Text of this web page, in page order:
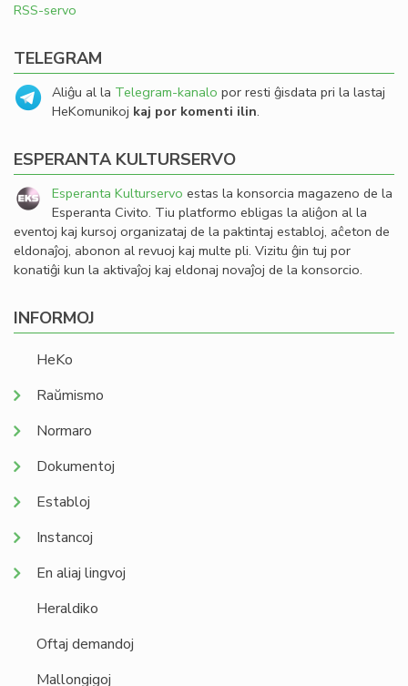
RSS-servo
TELEGRAM
Aliĝu al la Telegram-kanalo por resti ĝisdata pri la lastaj
HeKomunikoj kaj por komenti ilin.
ESPERANTA KULTURSERVO
Esperanta Kulturservo estas la konsorcia magazeno de la
Esperanta Civito. Tiu platformo ebligas la aliĝon al la
eventoj kaj kursoj organizataj de la paktintaj establoj, aĉeton de
eldonaĵoj, abonon al revuoj kaj multe pli. Vizitu ĝin tuj por
konatiĝi kun la aktivaĵoj kaj eldonaj novaĵoj de la konsorcio.
INFORMOJ
HeKo
Raŭmismo
Normaro
Dokumentoj
Establoj
Instancoj
En aliaj lingvoj
Heraldiko
Oftaj demandoj
Mallongigoj